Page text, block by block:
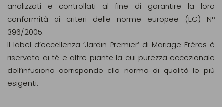
analizzati e controllati al fine di garantire la loro
conformità ai criteri delle norme europee (EC) N°
396/2005.
Il label d’eccellenza ‘Jardin Premier’ di Mariage Frères è
riservato ai tè e altre piante la cui purezza eccezionale
dell’infusione corrisponde alle norme di qualità le più
esigenti.